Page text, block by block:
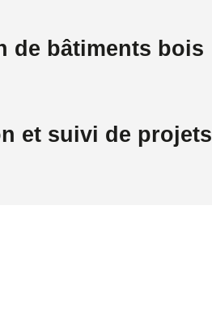
de bâtiments bois
et suivi de projets